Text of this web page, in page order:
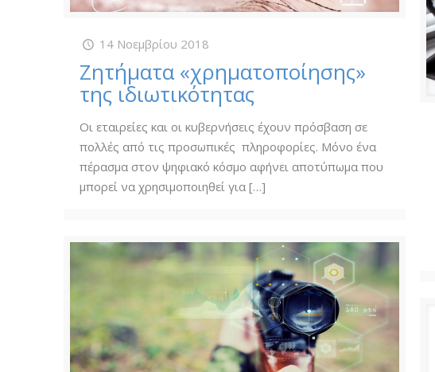
14 Νοεμβρίου 2018
Ζητήματα «χρηματοποίησης»
της ιδιωτικότητας
Οι εταιρείες και οι κυβερνήσεις έχουν πρόσβαση σε
πολλές από τις προσωπικές πληροφορίες. Μόνο ένα
πέρασμα στον ψηφιακό κόσμο αφήνει αποτύπωμα που
μπορεί να χρησιμοποιηθεί για […]